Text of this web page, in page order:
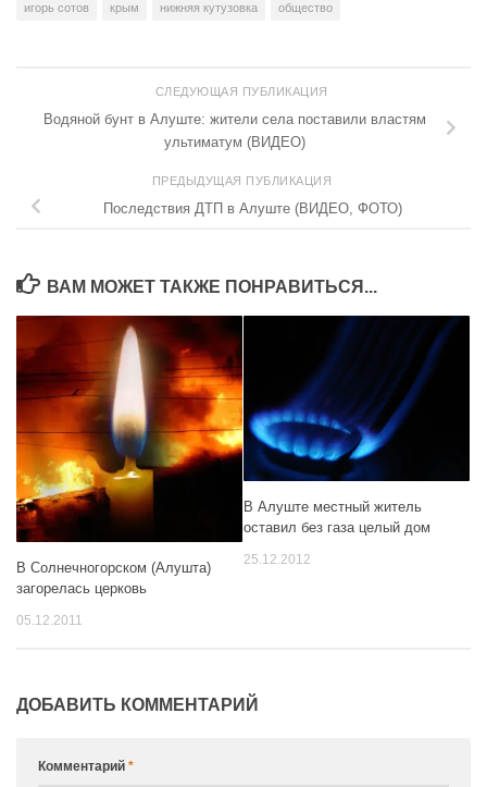
игорь сотов крым нижняя кутузовка общество
СЛЕДУЮЩАЯ ПУБЛИКАЦИЯ
Водяной бунт в Алуште: жители села поставили властям
ультиматум (ВИДЕО)
ПРЕДЫДУЩАЯ ПУБЛИКАЦИЯ
Последствия ДТП в Алуште (ВИДЕО, ФОТО)
ВАМ МОЖЕТ ТАКЖЕ ПОНРАВИТЬСЯ...
В Солнечногорском (Алушта)
загорелась церковь
05.12.2011
В Алуште местный житель
оставил без газа целый дом
25.12.2012
ДОБАВИТЬ КОММЕНТАРИЙ
Комментарий *